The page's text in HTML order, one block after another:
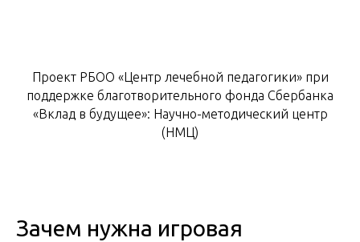
Проект РБОО «Центр лечебной педагогики» при
поддержке благотворительного фонда Сбербанка
«Вклад в будущее»: Научно-методический центр
(НМЦ)
Зачем нужна игровая